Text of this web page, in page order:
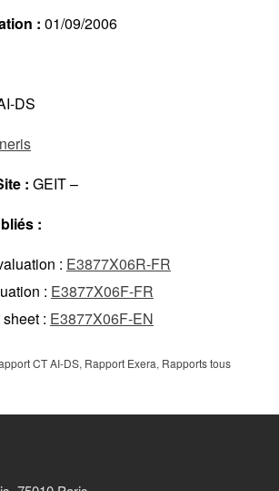
Connexion
: 01/09/2006
DS
: GEIT –
:
: E3877X06R-FR
: E3877X06F-FR
: E3877X06F-EN
CT AI-DS, Rapport Exera, Rapports tous